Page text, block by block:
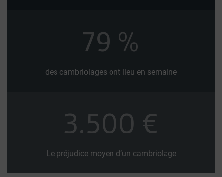
79 %
des cambriolages ont lieu en semaine
3.500 €
Le préjudice moyen d’un cambriolage